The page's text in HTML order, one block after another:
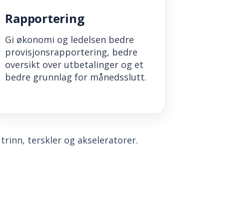
Rapportering
Gi økonomi og ledelsen bedre
provisjonsrapportering, bedre
oversikt over utbetalinger og et
bedre grunnlag for månedsslutt.
terskler og akseleratorer.